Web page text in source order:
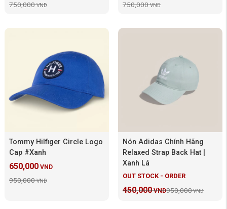
750,000 VND 750,000 VND
Tommy Hilfiger Circle Logo
Cap #Xanh
650,000 VND
950,000 VND
Nón Adidas Chính Hãng
Relaxed Strap Back Hat |
Xanh Lá
OUT STOCK - ORDER
450,000VND950,000 VND